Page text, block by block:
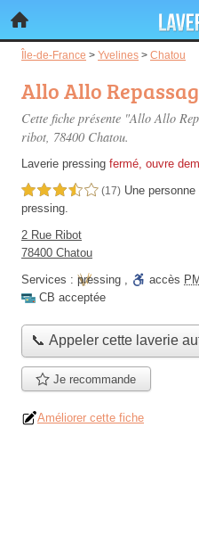
Île-de-France > Yvelines > Chatou
Allo Allo
Cette fiche présente "Allo Allo
ribot, 78400 Chatou.
Laverie pressing fermé, ouvre
3,5 étoiles sur 5 (17) Une personne
pressing.
2 Rue Ribot
78400 Chatou
Services : pressing , accès
CB acceptée
📞 Appeler cette laverie
Je recommande
Améliorer cette fiche